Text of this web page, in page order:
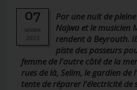
07
octobre
Par une nuit de
Najwa et le musicien
rendent à Beyrouth.
piste des passeurs
femme de l'autre côté de la
rues de là, Selim, le gardien de
tente de réparer l'électricité de